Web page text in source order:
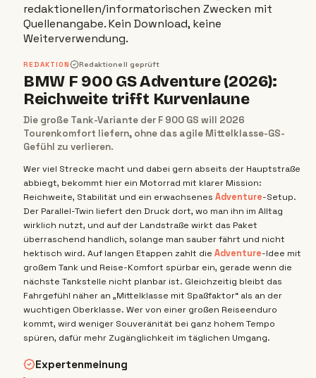
redaktionellen/informatorischen Zwecken mit
Quellenangabe. Kein Download, keine
Weiterverwendung.
REDAKTION Redaktionell geprüft
BMW F 900 GS Adventure (2026):
Reichweite trifft Kurvenlaune
Die große Tank-Variante der F 900 GS will 2026
Tourenkomfort liefern, ohne das agile Mittelklasse-GS-
Gefühl zu verlieren.
Wer viel Strecke macht und dabei gern abseits der Hauptstraße
abbiegt, bekommt hier ein Motorrad mit klarer Mission:
Reichweite, Stabilität und ein erwachsenes Adventure-Setup.
Der Parallel-Twin liefert den Druck dort, wo man ihn im Alltag
wirklich nutzt, und auf der Landstraße wirkt das Paket
überraschend handlich, solange man sauber fährt und nicht
hektisch wird. Auf langen Etappen zahlt die Adventure-Idee mit
großem Tank und Reise-Komfort spürbar ein, gerade wenn die
nächste Tankstelle nicht planbar ist. Gleichzeitig bleibt das
Fahrgefühl näher an „Mittelklasse mit Spaßfaktor“ als an der
wuchtigen Oberklasse. Wer von einer großen Reiseenduro
kommt, wird weniger Souveränität bei ganz hohem Tempo
spüren, dafür mehr Zugänglichkeit im täglichen Umgang.
Expertenmeinung